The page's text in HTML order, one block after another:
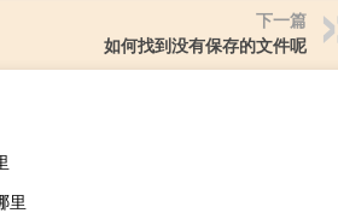
下一篇
如何找到没有保存的文件呢
里